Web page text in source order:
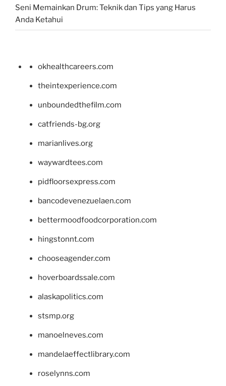
Seni Memainkan Drum: Teknik dan Tips yang Harus
Anda Ketahui
okhealthcareers.com
theintexperience.com
unboundedthefilm.com
catfriends-bg.org
marianlives.org
waywardtees.com
pidfloorsexpress.com
bancodevenezuelaen.com
bettermoodfoodcorporation.com
hingstonnt.com
chooseagender.com
hoverboardssale.com
alaskapolitics.com
stsmp.org
manoelneves.com
mandelaeffectlibrary.com
roselynns.com